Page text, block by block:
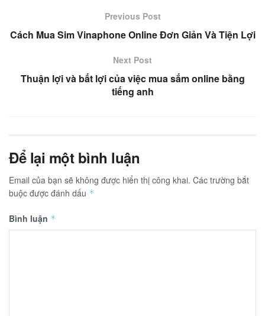
Previous Post
Cách Mua Sim Vinaphone Online Đơn Giản Và Tiện Lợi
Next Post
Thuận lợi và bất lợi của việc mua sắm online bằng
tiếng anh
Để lại một bình luận
Email của bạn sẽ không được hiển thị công khai. Các trường bắt
buộc được đánh dấu *
Bình luận *